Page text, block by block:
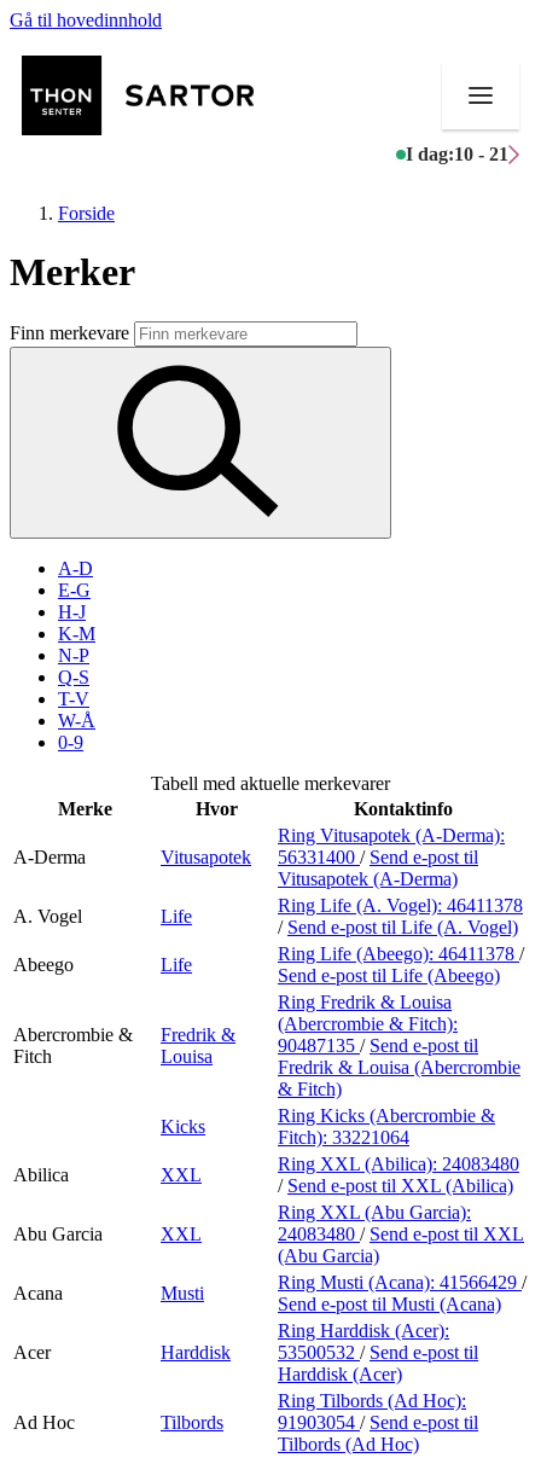
Gå til hovedinnhold
I dag:10 - 21
Butikker
Mat og drikke
Aktiviteter
Inspirasjon
Søk
Praktisk informasjon
Ledige stillinger
Magasin
Forside
Merker
Finn merkevare
A-D
E-G
H-J
K-M
N-P
Q-S
T-V
W-Å
0-9
Tabell med aktuelle merkevarer
Merke
Hvor Kontaktinfo
A-Derma Vitusapotek
Ring Vitusapotek (A-Derma):
56331400 / Send e-post til
Vitusapotek (A-Derma)
A. Vogel
Life
Ring Life (A. Vogel): 46411378
/ Send e-post til Life (A. Vogel)
Abeego
Life
Ring Life (Abeego): 46411378 /
Send e-post til Life (Abeego)
Abercrombie &
Fitch
Fredrik &
Louisa
Ring Fredrik & Louisa
(Abercrombie & Fitch):
90487135 / Send e-post til
Fredrik & Louisa (Abercrombie
& Fitch)
Kicks
Ring Kicks (Abercrombie &
Fitch): 33221064
Abilica
XXL
Ring XXL (Abilica): 24083480
/ Send e-post til XXL (Abilica)
Abu Garcia XXL
Ring XXL (Abu Garcia):
24083480 / Send e-post til XXL
(Abu Garcia)
Acana
Musti
Ring Musti (Acana): 41566429 /
Send e-post til Musti (Acana)
Acer Harddisk
Ring Harddisk (Acer):
53500532 / Send e-post til
Harddisk (Acer)
Ad Hoc Tilbords
Ring Tilbords (Ad Hoc):
91903054 / Send e-post til
Tilbords (Ad Hoc)